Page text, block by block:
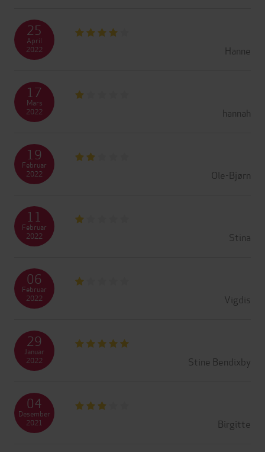
Hanne
25
April
2022
hannah
17
Mars
2022
Ole-Bjørn
19
Februar
2022
Stina
11
Februar
2022
Vigdis
06
Februar
2022
Stine Bendixby
29
Januar
2022
Birgitte
04
Desember
2021